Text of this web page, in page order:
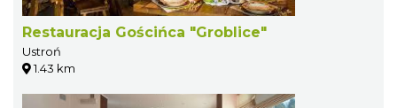
Restauracja Gościńca "Groblice"
Ustroń
1.43 km